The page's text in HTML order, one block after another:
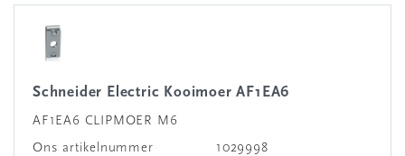
Schneider Electric Kooimoer AF1EA6
AF1EA6 CLIPMOER M6
Ons artikelnummer
1029998